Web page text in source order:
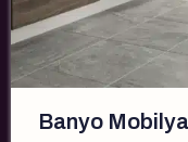
Banyo